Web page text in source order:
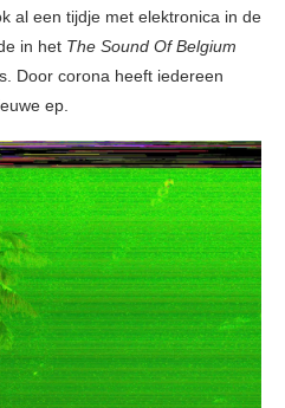
al een tijdje met elektronica in de
in het The Sound Of Belgium
Door corona heeft iedereen
ep.